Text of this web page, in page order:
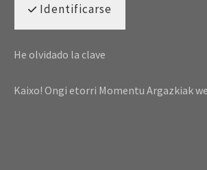
Identificarse
He olvidado la clave
Kaixo! Ongi etorri Momentu Argazkiak